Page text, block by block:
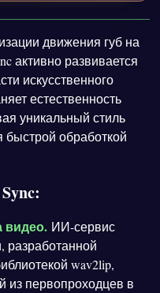
движения губ на
активно развивается
искусственного
естественность
уникальный стиль
быстрой обработкой
видео. ИИ-сервис
разработанной
wav2lip,
из первопроходцев в